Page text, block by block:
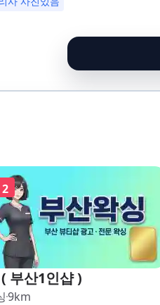
2
부산1인샵 )
9km